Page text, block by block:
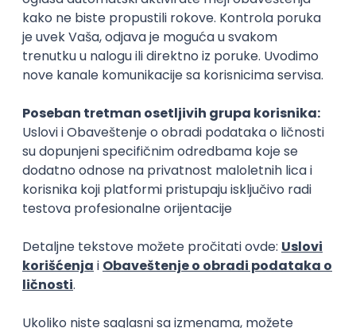
Zanimanja posle studija
sociologija/socijalni rad sociologija/